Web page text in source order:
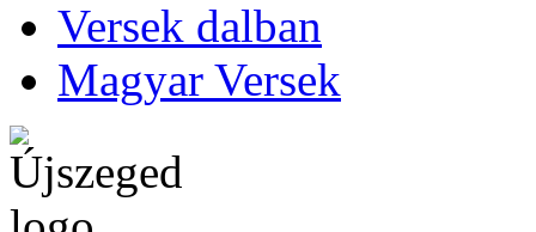
Versek dalban
Magyar Versek